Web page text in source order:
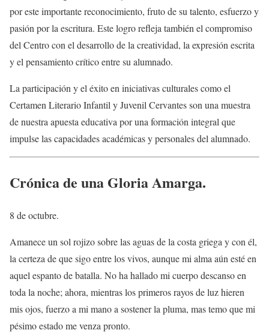
por este importante reconocimiento, fruto de su talento, esfuerzo y
pasión por la escritura. Este logro refleja también el compromiso
del Centro con el desarrollo de la creatividad, la expresión escrita
y el pensamiento crítico entre su alumnado.
La participación y el éxito en iniciativas culturales como el
Certamen Literario Infantil y Juvenil Cervantes son una muestra
de nuestra apuesta educativa por una formación integral que
impulse las capacidades académicas y personales del alumnado.
Crónica de una Gloria Amarga.
8 de octubre.
Amanece un sol rojizo sobre las aguas de la costa griega y con él,
la certeza de que sigo entre los vivos, aunque mi alma aún esté en
aquel espanto de batalla. No ha hallado mi cuerpo descanso en
toda la noche; ahora, mientras los primeros rayos de luz hieren
mis ojos, fuerzo a mi mano a sostener la pluma, mas temo que mi
pésimo estado me venza pronto.